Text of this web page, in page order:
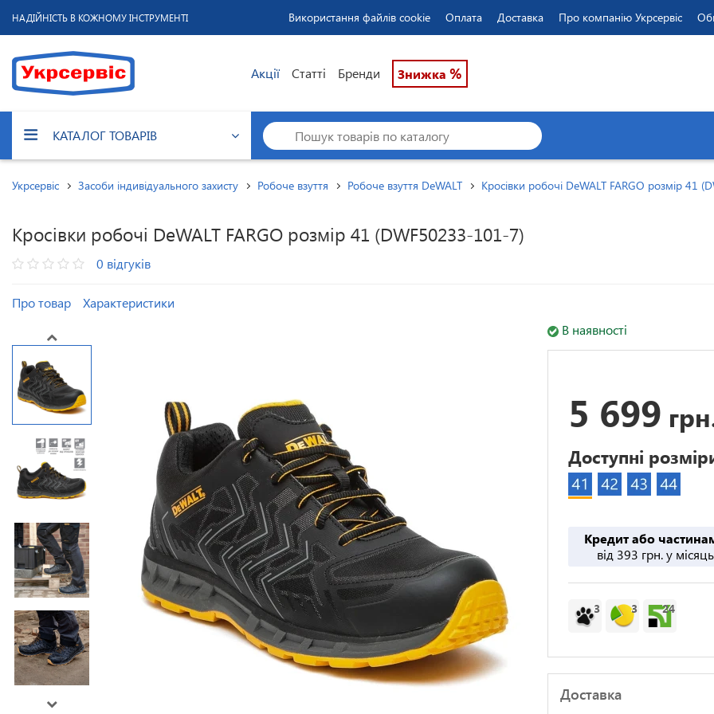
НАДІЙНІСТЬ В КОЖНОМУ ІНСТРУМЕНТІ Використання файлів cookie Оплата Доставка Про компанію Укрсервіс
Акції Статті Бренди Знижка %
КАТАЛОГ ТОВАРІВ
Укрсервіс Засоби індивідуального захисту Робоче взуття Робоче взуття DeWALT Кросівки робочі DeWALT FARGO розмір 41
Кросівки робочі DeWALT FARGO розмір 41 (DWF50233-101-7)
0 відгуків
Про товар Характеристики
В наявності
5 699
Доступні
Кредит або
від 393 грн. у місяць
3 3 24
Доставка